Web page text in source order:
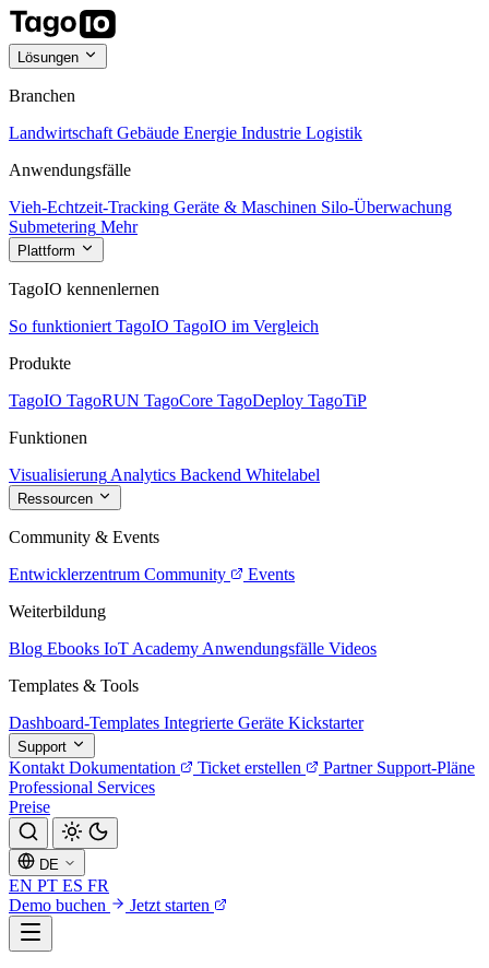
Lösungen
Branchen
Landwirtschaft Gebäude Energie Industrie Logistik
Anwendungsfälle
Vieh-Echtzeit-Tracking Geräte & Maschinen Silo-Überwachung
Submetering Mehr
Plattform
TagoIO kennenlernen
So funktioniert TagoIO TagoIO im Vergleich
Produkte
TagoIO TagoRUN TagoCore TagoDeploy TagoTiP
Funktionen
Visualisierung Analytics Backend Whitelabel
Ressourcen
Community & Events
Entwicklerzentrum Community
Events
Weiterbildung
Blog Ebooks IoT Academy Anwendungsfälle Videos
Templates & Tools
Dashboard-Templates Integrierte Geräte Kickstarter
Support
Kontakt Dokumentation Ticket erstellen Partner Support-Pläne
Professional Services
Preise
DE
EN PT ES FR
Demo buchen
Jetzt starten